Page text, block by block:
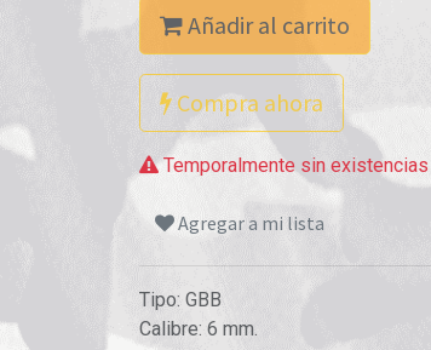
Añadir al carrito
Compra ahora
Temporalmente sin existencias
Agregar a mi lista
Tipo: GBB
Calibre: 6 mm.